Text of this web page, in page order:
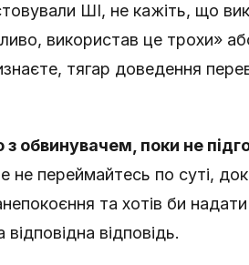
ШІ, не кажіть, що
використав це трохи»
тягар доведення
обвинувачем, поки не
переймайтесь по суті,
та хотів би надати
відповідь.